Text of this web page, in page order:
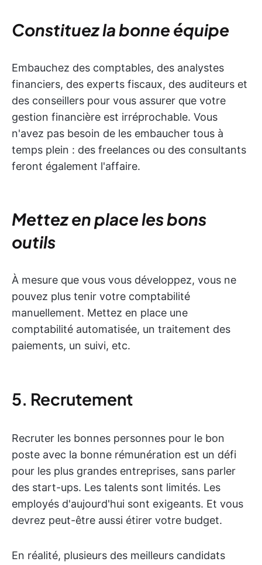
Constituez la bonne équipe
Embauchez des comptables, des analystes
financiers, des experts fiscaux, des auditeurs et
des conseillers pour vous assurer que votre
gestion financière est irréprochable. Vous
n'avez pas besoin de les embaucher tous à
temps plein : des freelances ou des consultants
feront également l'affaire.
Mettez en place les bons
outils
À mesure que vous vous développez, vous ne
pouvez plus tenir votre comptabilité
manuellement. Mettez en place une
comptabilité automatisée, un traitement des
paiements, un suivi, etc.
5. Recrutement
Recruter les bonnes personnes pour le bon
poste avec la bonne rémunération est un défi
pour les plus grandes entreprises, sans parler
des start-ups. Les talents sont limités. Les
employés d'aujourd'hui sont exigeants. Et vous
devrez peut-être aussi étirer votre budget.
En réalité, plusieurs des meilleurs candidats